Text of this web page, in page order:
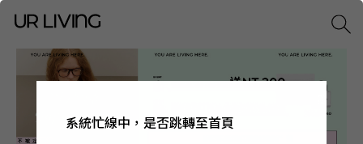
系統忙線中，是否跳轉至首頁
系統忙線中，是否跳轉至首頁
系統忙線中，是否跳轉至首頁
系統忙線中，是否跳轉至首頁